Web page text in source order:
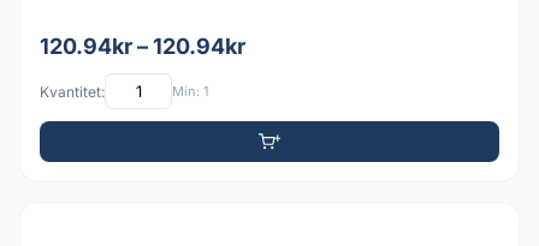
120.94kr – 120.94kr
Kvantitet: Min: 1